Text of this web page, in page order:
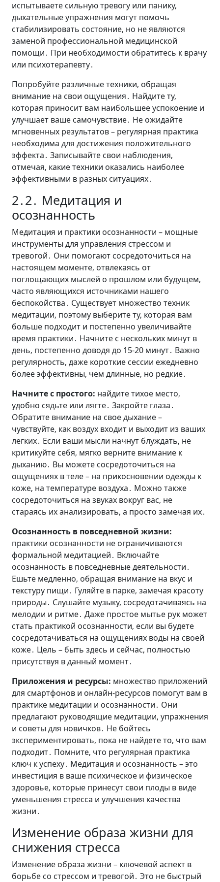
испытываете сильную тревогу или панику‚
дыхательные упражнения могут помочь
стабилизировать состояние‚ но не являются
заменой профессиональной медицинской
помощи․ При необходимости обратитесь к врачу
или психотерапевту․
Попробуйте различные техники‚ обращая
внимание на свои ощущения․ Найдите ту‚
которая приносит вам наибольшее успокоение и
улучшает ваше самочувствие․ Не ожидайте
мгновенных результатов – регулярная практика
необходима для достижения положительного
эффекта․ Записывайте свои наблюдения‚
отмечая‚ какие техники оказались наиболее
эффективными в разных ситуациях․
2․2․ Медитация и
осознанность
Медитация и практики осознанности – мощные
инструменты для управления стрессом и
тревогой․ Они помогают сосредоточиться на
настоящем моменте‚ отвлекаясь от
поглощающих мыслей о прошлом или будущем‚
часто являющихся источниками нашего
беспокойства․ Существует множество техник
медитации‚ поэтому выберите ту‚ которая вам
больше подходит и постепенно увеличивайте
время практики․ Начните с нескольких минут в
день‚ постепенно доводя до 15-20 минут․ Важно
регулярность‚ даже короткие сессии ежедневно
более эффективны‚ чем длинные‚ но редкие․
Начните с простого: найдите тихое место‚
удобно сядьте или лягте․ Закройте глаза․
Обратите внимание на свое дыхание –
чувствуйте‚ как воздух входит и выходит из ваших
легких․ Если ваши мысли начнут блуждать‚ не
критикуйте себя‚ мягко верните внимание к
дыханию․ Вы можете сосредоточиться на
ощущениях в теле – на прикосновении одежды к
коже‚ на температуре воздуха․ Можно также
сосредоточиться на звуках вокруг вас‚ не
стараясь их анализировать‚ а просто замечая их․
Осознанность в повседневной жизни:
практики осознанности не ограничиваются
формальной медитацией․ Включайте
осознанность в повседневные деятельности․
Ешьте медленно‚ обращая внимание на вкус и
текстуру пищи․ Гуляйте в парке‚ замечая красоту
природы․ Слушайте музыку‚ сосредотачиваясь на
мелодии и ритме․ Даже простое мытье рук может
стать практикой осознанности‚ если вы будете
сосредотачиваться на ощущениях воды на своей
коже․ Цель – быть здесь и сейчас‚ полностью
присутствуя в данный момент․
Приложения и ресурсы: множество приложений
для смартфонов и онлайн-ресурсов помогут вам в
практике медитации и осознанности․ Они
предлагают руководящие медитации‚ упражнения
и советы для новичков․ Не бойтесь
экспериментировать‚ пока не найдете то‚ что вам
подходит․ Помните‚ что регулярная практика
ключ к успеху․ Медитация и осознанность – это
инвестиция в ваше психическое и физическое
здоровье‚ которые принесут свои плоды в виде
уменьшения стресса и улучшения качества
жизни․
Изменение образа жизни для
снижения стресса
Изменение образа жизни – ключевой аспект в
борьбе со стрессом и тревогой․ Это не быстрый